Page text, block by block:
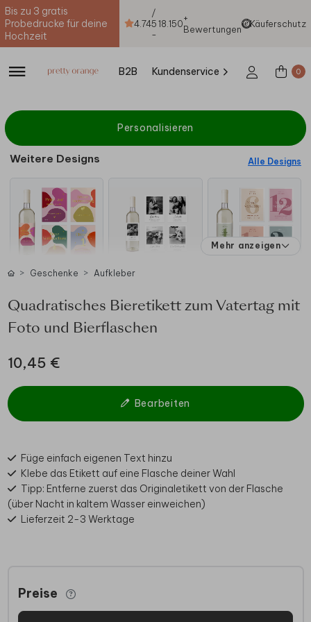
Bis zu 3 gratis
Probedrucke für deine
Hochzeit
4.74
/
5
-
18.150+
Bewertungen
Käuferschutz
B2B Kundenservice 0
Personalisieren
Weitere Designs Alle Designs
Mehr anzeigen
Geschenke Aufkleber
Quadratisches Bieretikett zum Vatertag mit
Foto und Bierflaschen
10,45 €
Bearbeiten
Füge einfach eigenen Text hinzu
Klebe das Etikett auf eine Flasche deiner Wahl
Tipp: Entferne zuerst das Originaletikett von der Flasche
(über Nacht in kaltem Wasser einweichen)
Lieferzeit 2-3 Werktage
Preise